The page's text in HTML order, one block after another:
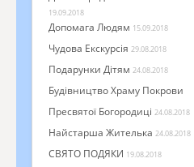
19.09.2018
Допомага Людям 15.09.2018
Чудова Екскурсія 29.08.2018
Подарунки Дітям 24.08.2018
Будівництво Храму Покрови
Пресвятої Богородиці 24.08.2018
Найстарша Жителька 24.08.2018
СВЯТО ПОДЯКИ 19.08.2018